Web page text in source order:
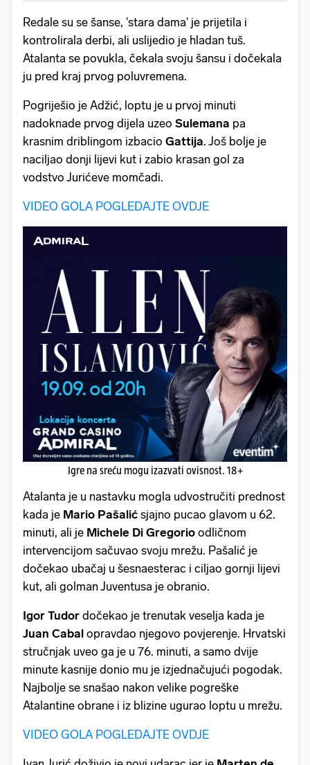
Redale su se šanse, 'stara dama' je prijetila i
kontrolirala derbi, ali uslijedio je hladan tuš.
Atalanta se povukla, čekala svoju šansu i dočekala
ju pred kraj prvog poluvremena.
Pogriješio je Adžić, loptu je u prvoj minuti
nadoknade prvog dijela uzeo Sulemana pa
krasnim driblingom izbacio Gattija. Još bolje je
naciljao donji lijevi kut i zabio krasan gol za
vodstvo Jurićeve momčadi.
VIDEO GOLA POGLEDAJTE OVDJE
Igre na sreću mogu izazvati ovisnost. 18+
Atalanta je u nastavku mogla udvostručiti prednost
kada je Mario Pašalić sjajno pucao glavom u 62.
minuti, ali je Michele Di Gregorio odličnom
intervencijom sačuvao svoju mrežu. Pašalić je
dočekao ubačaj u šesnaesterac i ciljao gornji lijevi
kut, ali golman Juventusa je obranio.
Igor Tudor dočekao je trenutak veselja kada je
Juan Cabal opravdao njegovo povjerenje. Hrvatski
stručnjak uveo ga je u 76. minuti, a samo dvije
minute kasnije donio mu je izjednačujući pogodak.
Najbolje se snašao nakon velike pogreške
Atalantine obrane i iz blizine ugurao loptu u mrežu.
VIDEO GOLA POGLEDAJTE OVDJE